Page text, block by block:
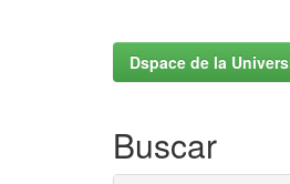
Dspace de la
Buscar